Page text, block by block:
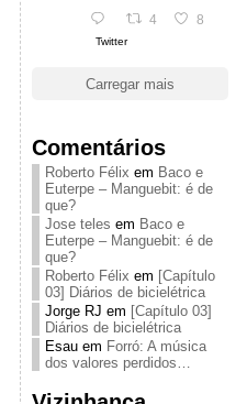
4 8
Twitter
Carregar mais
Comentários
Roberto Félix em Baco e
Euterpe – Manguebit: é de
que?
Jose teles em Baco e
Euterpe – Manguebit: é de
que?
Roberto Félix em [Capítulo
03] Diários de bicielétrica
Jorge RJ em [Capítulo 03]
Diários de bicielétrica
Esauem Forró: A música
dos valores perdidos…